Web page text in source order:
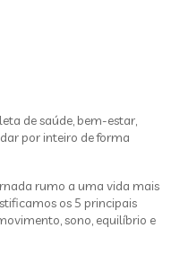
de saúde, bem-estar,
por inteiro de forma
rumo a uma vida mais
os 5 principais
sono, equilíbrio e